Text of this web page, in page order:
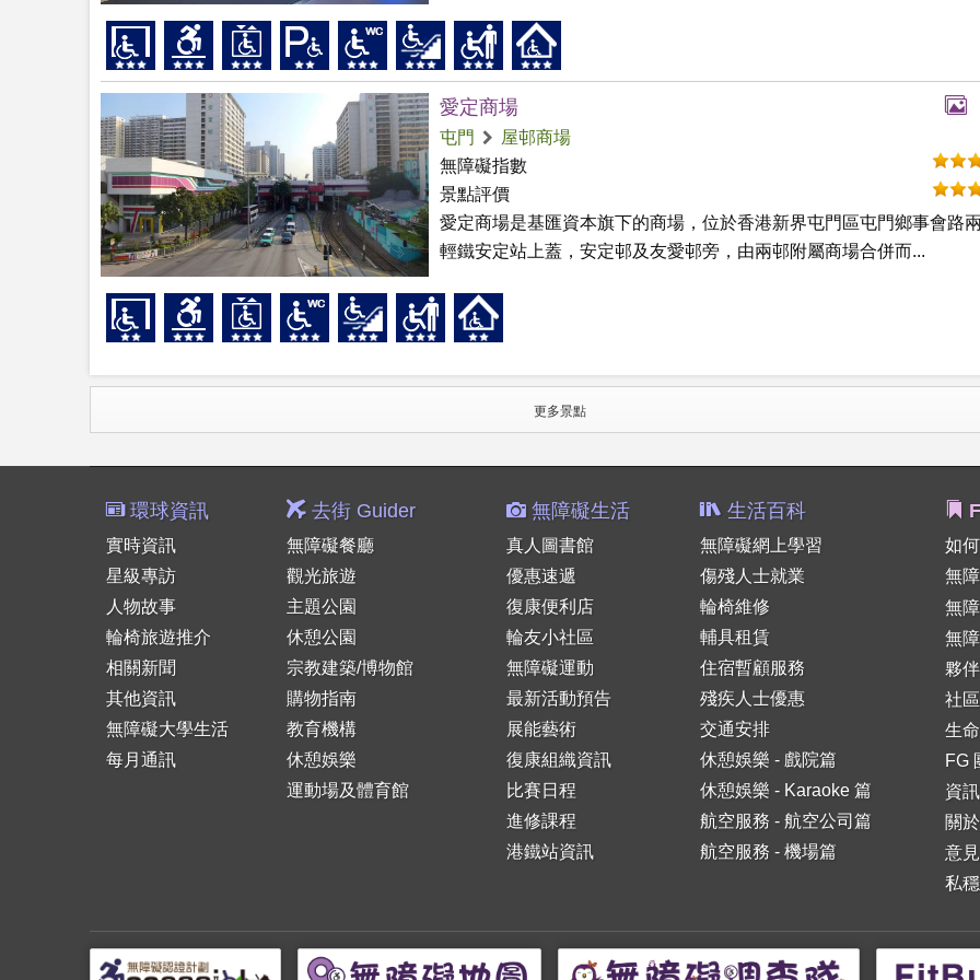
愛定商場
屯門
屋邨商場
無障礙指數
景點評價
愛定商場是基匯資本旗下的商場，位於香港新界屯門區屯門鄉事會路
輕鐵安定站上蓋，安定邨及友愛邨旁，由兩邨附屬商場合併而...
更多景點
環球資訊
實時資訊
星級專訪
人物故事
輪椅旅遊推介
相關新聞
其他資訊
無障礙大學生活
每月通訊
去街 Guider
無障礙餐廳
觀光旅遊
主題公園
休憩公園
宗教建築/博物館
購物指南
教育機構
休憩娛樂
運動場及體育館
無障礙生活
真人圖書館
優惠速遞
復康便利店
輪友小社區
無障礙運動
最新活動預告
展能藝術
復康組織資訊
比賽日程
進修課程
港鐵站資訊
生活百科
無障礙網上學習
傷殘人士就業
輪椅維修
輔具租賃
住宿暫顧服務
殘疾人士優惠
交通安排
休憩娛樂 - 戲院篇
休憩娛樂 - Karaoke 篇
航空服務 - 航空公司篇
航空服務 - 機場篇
如
無
無
無
夥
社
生
FG
資
關
意
私